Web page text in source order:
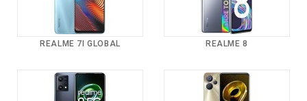
REALME 7I GLOBAL REALME 8